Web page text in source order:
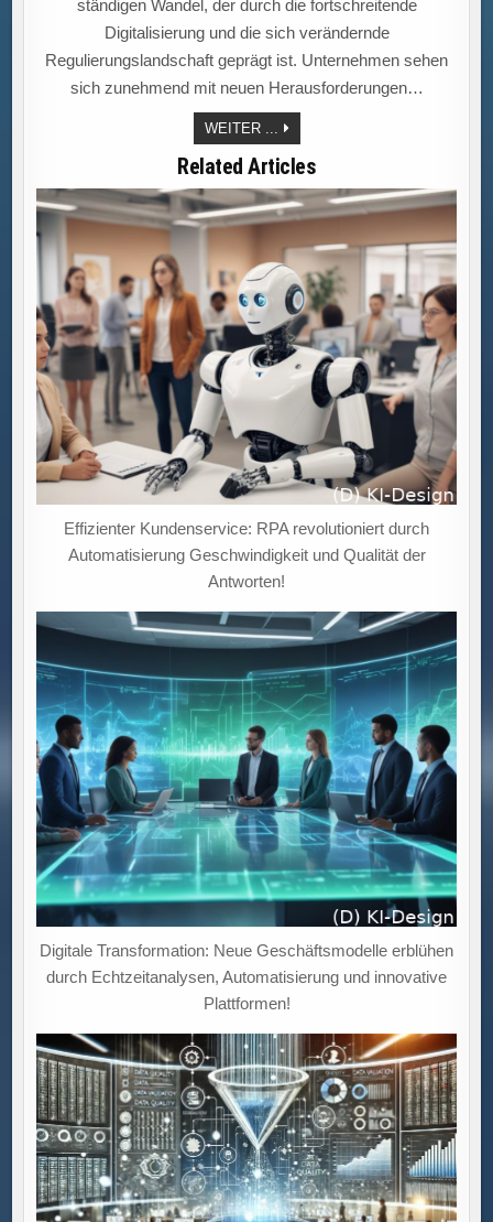
ständigen Wandel, der durch die fortschreitende
Digitalisierung und die sich verändernde
Regulierungslandschaft geprägt ist. Unternehmen sehen
sich zunehmend mit neuen Herausforderungen…
WEITER ... „COMPLIANCETRENDS:
PROZESSAUTOMATISIERUNG
IN
DER
GOVERNANCE
ERFORDERT
INNOVATIVE
LÖSUNGSANSÄTZE
AKTUELLE
Related Articles
Effizienter Kundenservice: RPA revolutioniert durch
Automatisierung Geschwindigkeit und Qualität der
Antworten!
Digitale Transformation: Neue Geschäftsmodelle erblühen
durch Echtzeitanalysen, Automatisierung und innovative
Plattformen!